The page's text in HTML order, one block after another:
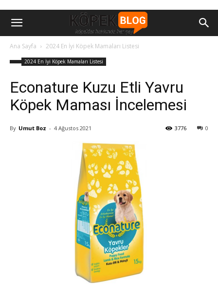
Ana Sayfa 2024 En İyi Köpek Mamaları Listesi
2024 En İyi Köpek Mamaları Listesi
Econature Kuzu Etli Yavru
Köpek Maması İncelemesi
By Umut Boz - 4 Ağustos 2021 0
3776